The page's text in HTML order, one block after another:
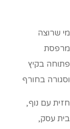
מי שרוצה
מרפסת
פתוחה בקיץ
וסגורה בחורף
חזית עם נוף,
בית עסק,